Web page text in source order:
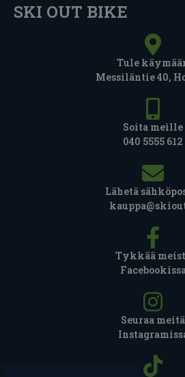
SKI OUT BIKE
Tule
Messiläntie 40,
Soita meille
040 5555 612
Lähetä
Tykkää
Seuraa meitä